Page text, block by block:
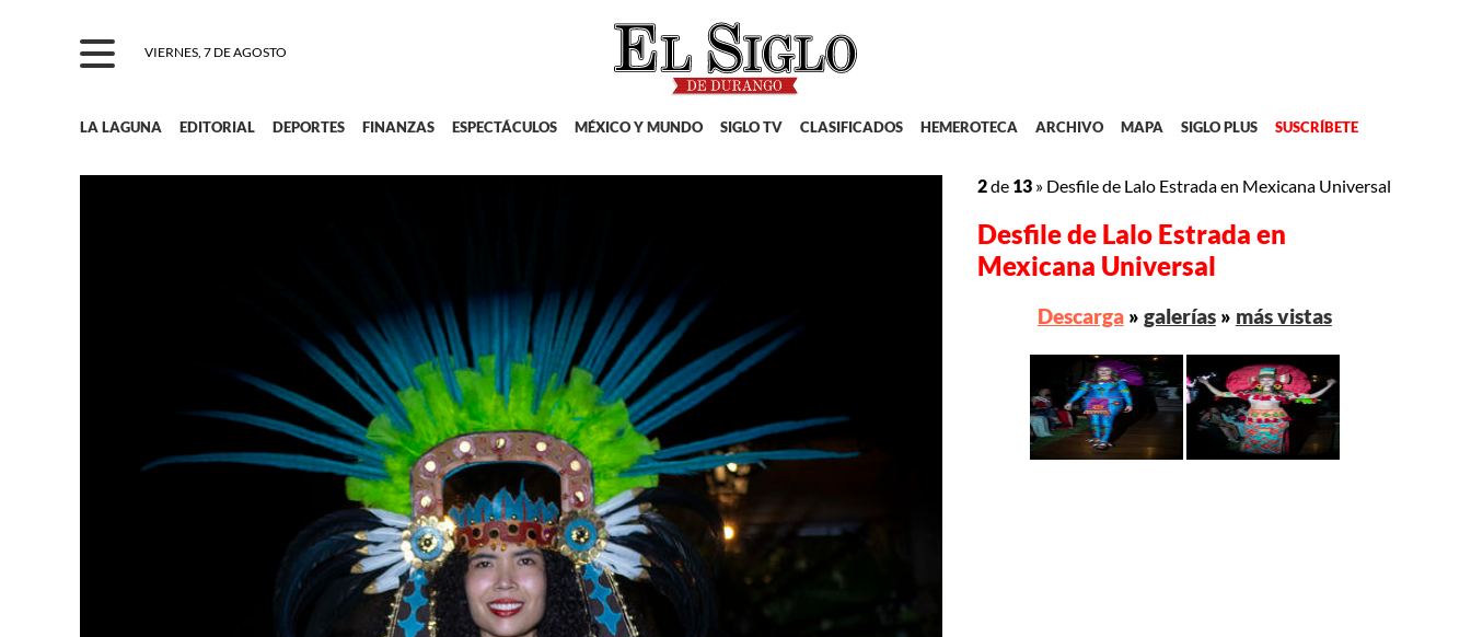
VIERNES, 7 DE AGOSTO
LA LAGUNA EDITORIAL DEPORTES FINANZAS ESPECTÁCULOS MÉXICO Y MUNDO SIGLO TV CLASIFICADOS HEMEROTECA ARCHIVO MAPA SIGLO PLUS SUSCRÍBETE
2de 13 » Desfile de Lalo Estrada en Mexicana Universal
Desfile de Lalo Estrada en
Mexicana Universal
Descarga» galerías» más vistas